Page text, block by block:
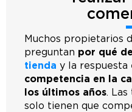
Muchos propietarios
preguntan por qué
tienda y la respuesta
competencia en la
los últimos años.
solo tienen que